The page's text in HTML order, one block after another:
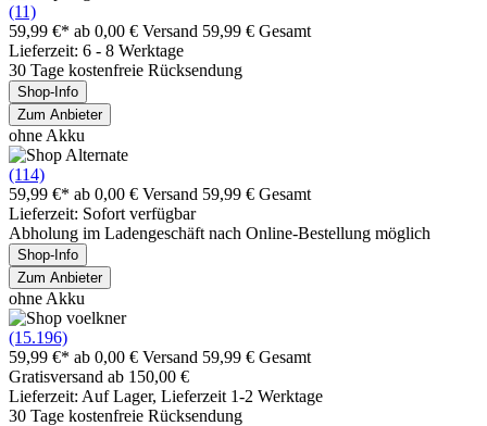
(11)
59,99 €* ab 0,00 € Versand 59,99 € Gesamt
Lieferzeit: 6 - 8 Werktage
30 Tage kostenfreie Rücksendung
Shop-Info
Zum Anbieter
ohne Akku
(114)
59,99 €* ab 0,00 € Versand 59,99 € Gesamt
Lieferzeit: Sofort verfügbar
Abholung im Ladengeschäft nach Online-Bestellung möglich
Shop-Info
Zum Anbieter
ohne Akku
(15.196)
59,99 €* ab 0,00 € Versand 59,99 € Gesamt
Gratisversand ab 150,00 €
Lieferzeit: Auf Lager, Lieferzeit 1-2 Werktage
30 Tage kostenfreie Rücksendung